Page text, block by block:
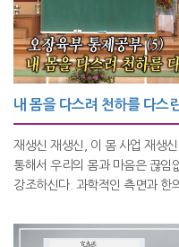
내 몸을 다스려 천하를 다스
재생신 재생신, 이 몸 사업 재생
통해서 우리의 몸과 마음은 끊임
강조하신다. 과학적인 측면과 한